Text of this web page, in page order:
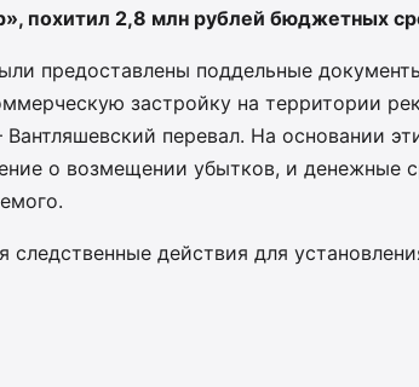
похитил 2,8 млн рублей бюджетных
предоставлены поддельные
застройку на территории
Вантляшевский перевал. На основании
о возмещении убытков, и денежные
следственные действия для